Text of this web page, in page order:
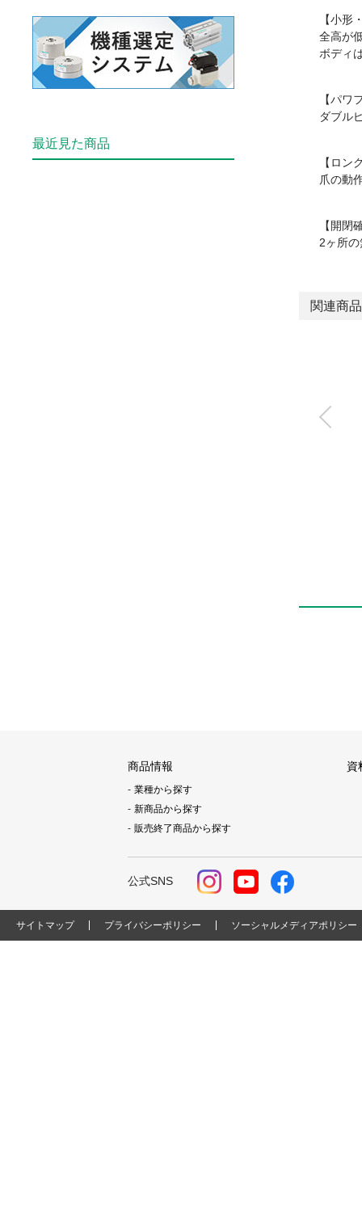
【小形
全高が
ボディ
【パワ
ダブル
【ロン
爪の動
【開閉
2ヶ所
関連商品
最近見た商品
商品情報
業種から探す
新商品から探す
販売終了商品から探す
資
公式SNS
サイトマップ プライバシーポリシー ソーシャルメディアポリシー